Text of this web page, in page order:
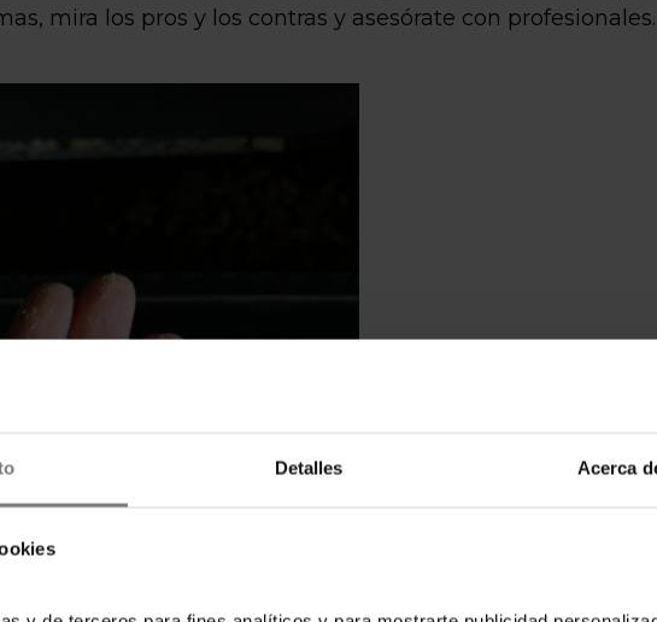
Detalles Acerca
mira los pros y los contras y asesórate con profesionales.